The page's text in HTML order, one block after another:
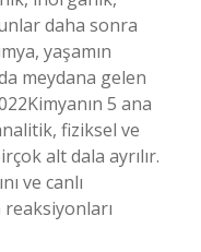
daha sonra
yaşamın
meydana gelen
5 ana
fiziksel ve
alt dala ayrılır.
ve canlı